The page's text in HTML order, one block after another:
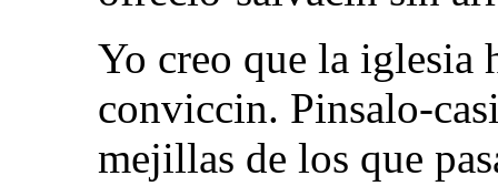
Yo creo que la iglesia
conviccin. Pinsalo-
mejillas de los que